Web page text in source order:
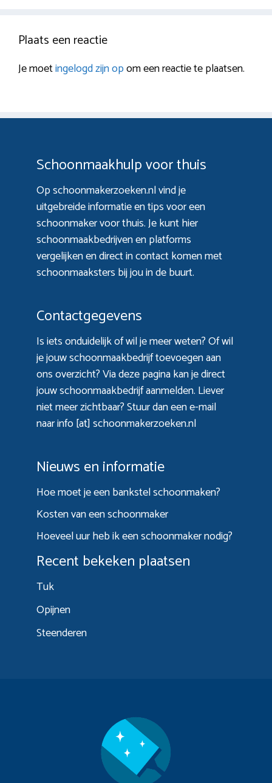
Plaats een reactie
Je moetingelogd zijn opom een reactie te plaatsen.
Schoonmaakhulp voor thuis
Op schoonmakerzoeken.nl vind je
uitgebreide informatie en tips voor een
schoonmaker voor thuis. Je kunt hier
schoonmaakbedrijven en platforms
vergelijken en direct in contact komen met
schoonmaaksters bij jou in de buurt.
Contactgegevens
Is iets onduidelijk of wil je meer weten? Of wil
je jouw schoonmaakbedrijf toevoegen aan
ons overzicht? Viadeze paginakan je direct
jouw schoonmaakbedrijf aanmelden. Liever
niet meer zichtbaar? Stuur dan een e-mail
naar info [at] schoonmakerzoeken.nl
Nieuws en informatie
Hoe moet je een bankstel schoonmaken?
Kosten van een schoonmaker
Hoeveel uur heb ik een schoonmaker nodig?
Recent bekeken plaatsen
Tuk
Opijnen
Steenderen